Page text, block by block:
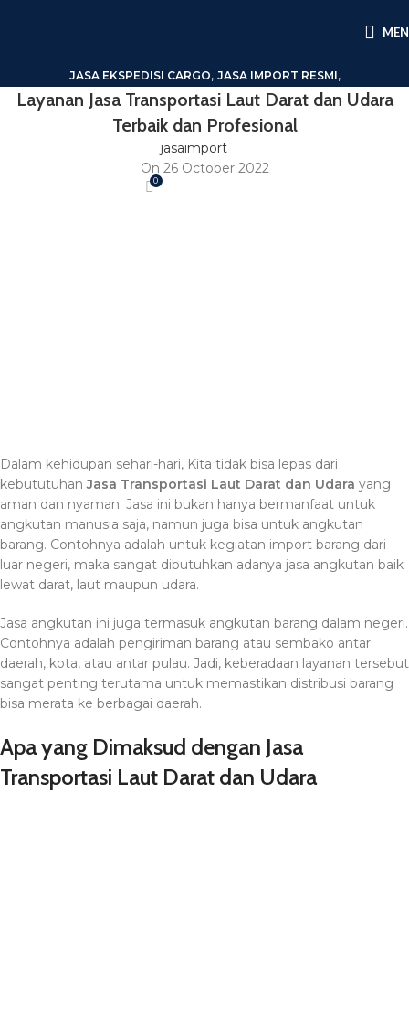
JASA EKSPEDISI CARGO, JASA IMPORT RESMI,
LAYANAN PRESSA CARGO
Layanan Jasa Transportasi Laut Darat dan Udara
Terbaik dan Profesional
jasaimport
On 26 October 2022
0
Dalam kehidupan sehari-hari, Kita tidak bisa lepas dari
kebututuhanJasa Transportasi Laut Darat dan Udara yang
aman dan nyaman. Jasa ini bukan hanya bermanfaat untuk
angkutan manusia saja, namun juga bisa untuk angkutan
barang. Contohnya adalah untuk kegiatan import barang dari
luar negeri, maka sangat dibutuhkan adanya jasa angkutan baik
lewat darat, laut maupun udara.
Jasa angkutan ini juga termasuk angkutan barang dalam negeri.
Contohnya adalah pengiriman barang atau sembako antar
daerah, kota, atau antar pulau. Jadi, keberadaan layanan tersebut
sangat penting terutama untuk memastikan distribusi barang
bisa merata ke berbagai daerah.
Apa yang Dimaksud dengan Jasa
Transportasi Laut Darat dan Udara